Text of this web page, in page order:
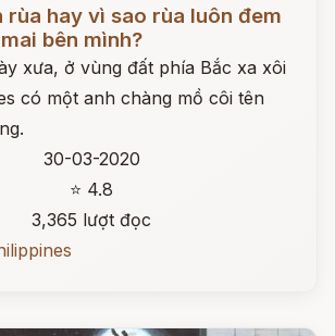
rùa hay vì sao rùa luôn đem
bên mình?
xưa, ở vùng đất phía Bắc xa xôi
có một anh chàng mồ côi tên
30-03-2020
⭐ 4.8
3,365 lượt đọc